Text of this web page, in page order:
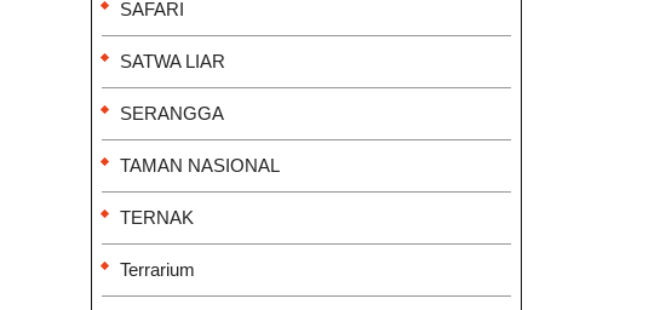
SAFARI
SATWA LIAR
SERANGGA
TAMAN NASIONAL
TERNAK
Terrarium